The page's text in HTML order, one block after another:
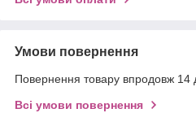
Умови повернення
Повернення товару впродовж 14
Всі умови повернення